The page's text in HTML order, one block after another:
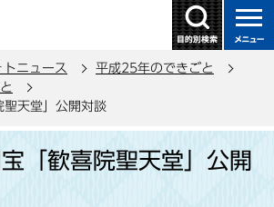
トニュース
平成25年のできごと
天堂」公開対談
「歓喜院聖天堂」公開